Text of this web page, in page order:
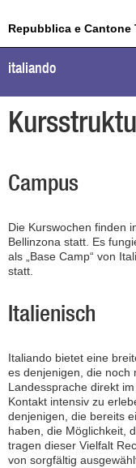
Repubblica e Cantone
italiando
Campus
Die Kurswochen finden
Bellinzona statt. Es
als „Base Camp“ von
statt.
Italienisch
Italiando bietet eine
es denjenigen, die noch
Landessprache direkt
Kontakt intensiv zu
denjenigen, die bereits
haben, die Möglichkeit,
tragen dieser Vielfalt
von sorgfältig